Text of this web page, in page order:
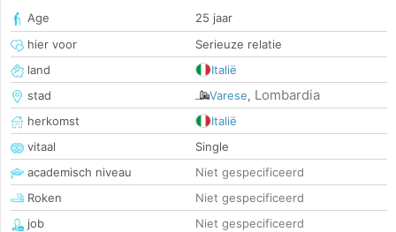
Age
25 jaar
hier voor
Serieuze relatie
land
Italië
stad
Varese, Lombardia
herkomst
Italië
vitaal
Single
academisch niveau
Niet gespecificeerd
Roken
Niet gespecificeerd
job
Niet gespecificeerd